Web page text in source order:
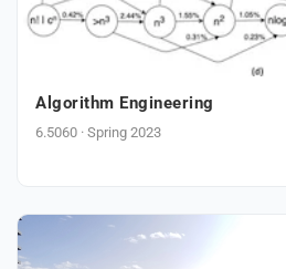
Algorithm Engineering
6.5060 · Spring 2023